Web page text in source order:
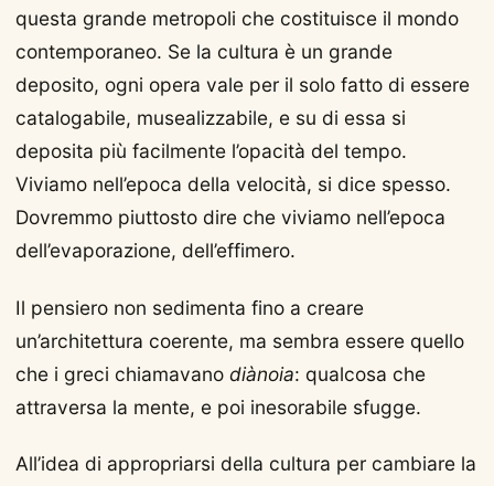
questa grande metropoli che costituisce il mondo
contemporaneo. Se la cultura è un grande
deposito, ogni opera vale per il solo fatto di essere
catalogabile, musealizzabile, e su di essa si
deposita più facilmente l’opacità del tempo.
Viviamo nell’epoca della velocità, si dice spesso.
Dovremmo piuttosto dire che viviamo nell’epoca
dell’evaporazione, dell’effimero.
Il pensiero non sedimenta fino a creare
un’architettura coerente, ma sembra essere quello
che i greci chiamavano diànoia: qualcosa che
attraversa la mente, e poi inesorabile sfugge.
All’idea di appropriarsi della cultura per cambiare la